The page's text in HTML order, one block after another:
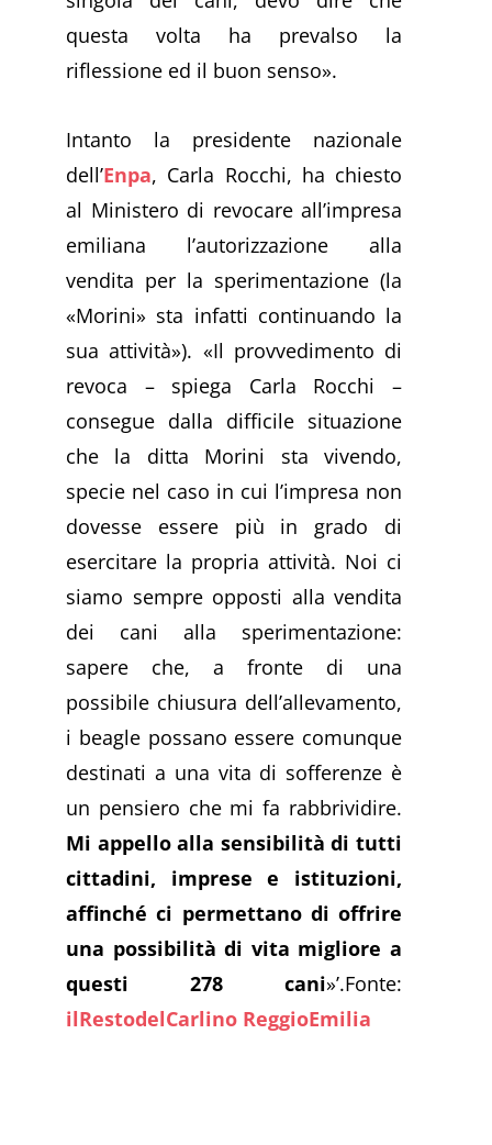
questa volta ha prevalso la
riflessione ed il buon senso».
Intanto la presidente nazionale
dell’Enpa, Carla Rocchi, ha chiesto
al Ministero di revocare all’impresa
emiliana l’autorizzazione alla
vendita per la sperimentazione (la
«Morini» sta infatti continuando la
sua attività»). «Il provvedimento di
revoca – spiega Carla Rocchi –
consegue dalla difficile situazione
che la ditta Morini sta vivendo,
specie nel caso in cui l’impresa non
dovesse essere più in grado di
esercitare la propria attività. Noi ci
siamo sempre opposti alla vendita
dei cani alla sperimentazione:
sapere che, a fronte di una
possibile chiusura dell’allevamento,
i beagle possano essere comunque
destinati a una vita di sofferenze è
un pensiero che mi fa rabbrividire.
Mi appello alla sensibilità di tutti
cittadini, imprese e istituzioni,
affinché ci permettano di offrire
una possibilità di vita migliore a
questi 278 cani»’.Fonte:
ilRestodelCarlino ReggioEmilia